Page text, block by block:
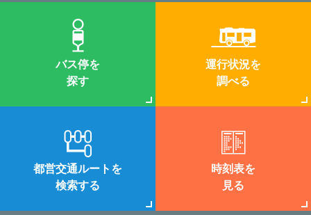
バス停を
探す
運行状況を
調べる
都営交通ルートを
検索する
時刻表を
見る